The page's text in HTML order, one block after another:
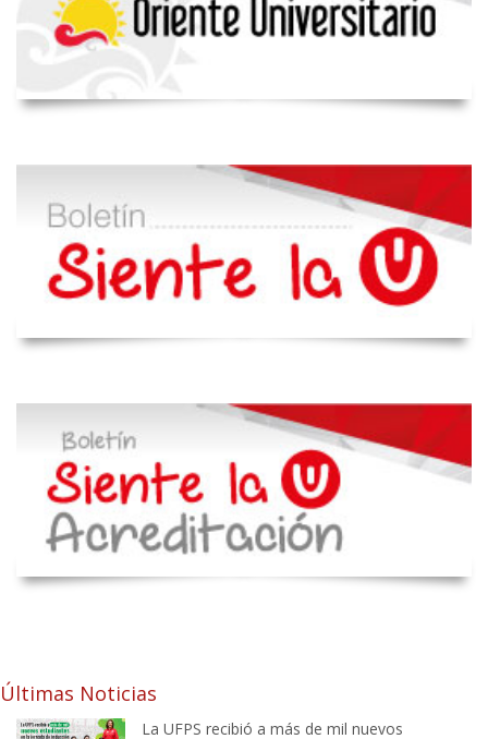
Últimas Noticias
La UFPS recibió a más de mil nuevos